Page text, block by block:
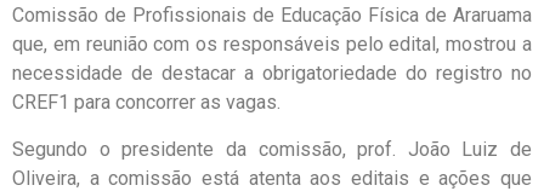
Comissão de Profissionais de Educação Física de Araruama
que, em reunião com os responsáveis pelo edital, mostrou a
necessidade de destacar a obrigatoriedade do registro no
CREF1 para concorrer as vagas.
Segundo o presidente da comissão, prof. João Luiz de
Oliveira, a comissão está atenta aos editais e ações que